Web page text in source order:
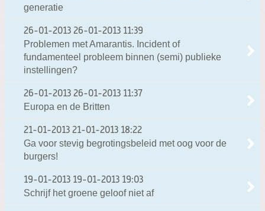
generatie
26-01-2013 26-01-2013 11:39
Problemen met Amarantis. Incident of
fundamenteel probleem binnen (semi) publieke
instellingen?
26-01-2013 26-01-2013 11:37
Europa en de Britten
21-01-2013 21-01-2013 18:22
Ga voor stevig begrotingsbeleid met oog voor de
burgers!
19-01-2013 19-01-2013 19:03
Schrijf het groene geloof niet af